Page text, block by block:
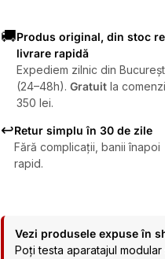
🚚Produs original, din stoc
livrare rapidă
Expediem zilnic din
(24–48h). Gratuit la
350 lei.
↩️Retur simplu în 30 de zile
Fără complicații, banii înapoi
rapid.
Vezi produsele expuse în
Poți testa aparatajul